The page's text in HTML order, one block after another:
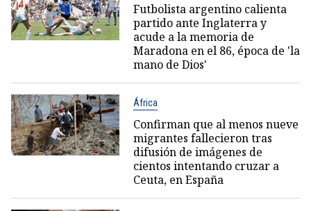
Futbolista argentino calienta
partido ante Inglaterra y
acude a la memoria de
Maradona en el 86, época de 'la
mano de Dios'
África
Confirman que al menos nueve
migrantes fallecieron tras
difusión de imágenes de
cientos intentando cruzar a
Ceuta, en España